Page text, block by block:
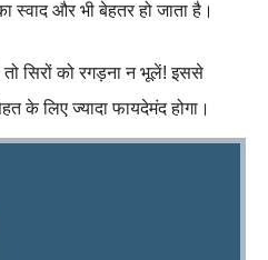
और भी बेहतर हो जाता है।
सिरों को रगड़ना न भूलें! इससे
के लिए ज्यादा फायदेमंद होगा।